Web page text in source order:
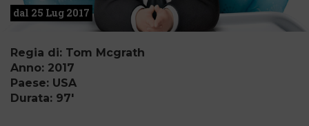
dal 25 Lug 2017
Regia di: Tom Mcgrath
Anno: 2017
Paese: USA
Durata: 97'